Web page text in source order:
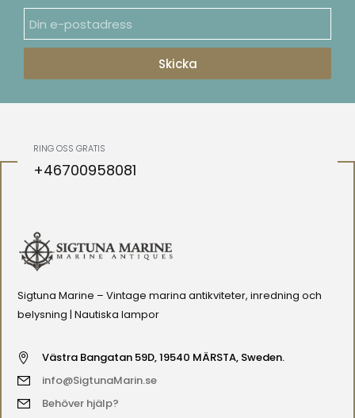
Skicka
RING OSS GRATIS
+46700958081
Sigtuna Marine – Vintage marina antikviteter, inredning och
belysning | Nautiska lampor
Västra Bangatan 59D, 19540 MÄRSTA, Sweden.
info@SigtunaMarin.se
Behöver hjälp?